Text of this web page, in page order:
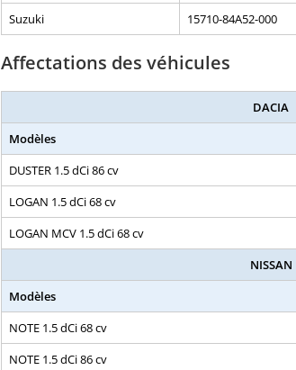
Suzuki
15710-84A52-000
Affectations des véhicules
DACIA
Modèles
DUSTER 1.5 dCi 86 cv
LOGAN 1.5 dCi 68 cv
LOGAN MCV 1.5 dCi 68 cv
NISSAN
Modèles
NOTE 1.5 dCi 68 cv
NOTE 1.5 dCi 86 cv